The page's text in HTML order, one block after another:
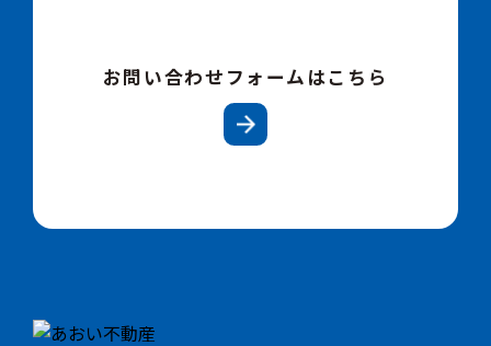
お問い合わせフォームはこちら